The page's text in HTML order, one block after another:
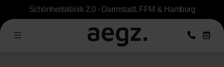
Schönheitsklinik 2.0 - Darmstadt, FFM & Hamburg